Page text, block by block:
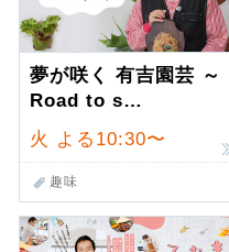
夢が咲く 有吉園芸 ～
Road to s…
火 よる10:30〜
趣味